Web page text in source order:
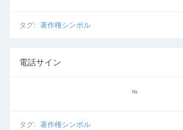
タグ: 著作権シンボル
電話サイン
℡
タグ: 著作権シンボル